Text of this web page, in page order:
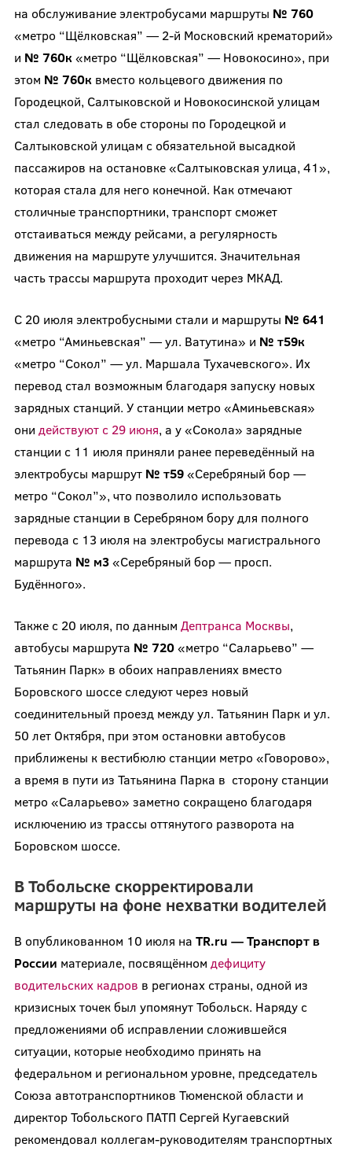
на обслуживание электробусами маршруты № 760
«метро “Щёлковская” — 2-й Московский крематорий»
и № 760к «метро “Щёлковская” — Новокосино», при
этом № 760к вместо кольцевого движения по
Городецкой, Салтыковской и Новокосинской улицам
стал следовать в обе стороны по Городецкой и
Салтыковской улицам с обязательной высадкой
пассажиров на остановке «Салтыковская улица, 41»,
которая стала для него конечной. Как отмечают
столичные транспортники, транспорт сможет
отстаиваться между рейсами, а регулярность
движения на маршруте улучшится. Значительная
часть трассы маршрута проходит через МКАД.
С 20 июля электробусными стали и маршруты № 641
«метро “Аминьевская” — ул. Ватутина» и № т59к
«метро “Сокол” — ул. Маршала Тухачевского». Их
перевод стал возможным благодаря запуску новых
зарядных станций. У станции метро «Аминьевская»
они действуют с 29 июня, а у «Сокола» зарядные
станции с 11 июля приняли ранее переведённый на
электробусы маршрут № т59«Серебряный бор —
метро “Сокол”», что позволило использовать
зарядные станции в Серебряном бору для полного
перевода с 13 июля на электробусы магистрального
маршрута № м3«Серебряный бор — просп.
Будённого».
Также с 20 июля, по данным Дептранса Москвы,
автобусы маршрута № 720«метро “Саларьево” —
Татьянин Парк» в обоих направлениях вместо
Боровского шоссе следуют через новый
соединительный проезд между ул. Татьянин Парк и ул.
50 лет Октября, при этом остановки автобусов
приближены к вестибюлю станции метро «Говорово»,
а время в пути из Татьянина Парка в сторону станции
метро «Саларьево» заметно сокращено благодаря
исключению из трассы оттянутого разворота на
Боровском шоссе.
В Тобольске скорректировали
маршруты на фоне нехватки водителей
В опубликованном 10 июля на TR.ru — Транспорт в
России материале, посвящённом дефициту
водительских кадров в регионах страны, одной из
кризисных точек был упомянут Тобольск. Наряду с
предложениями об исправлении сложившейся
ситуации, которые необходимо принять на
федеральном и региональном уровне, председатель
Союза автотранспортников Тюменской области и
директор Тобольского ПАТП Сергей Кугаевский
рекомендовал коллегам-руководителям транспортных